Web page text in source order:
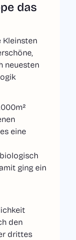
das
Kleinsten
neuesten
eine
ging ein
den
drittes